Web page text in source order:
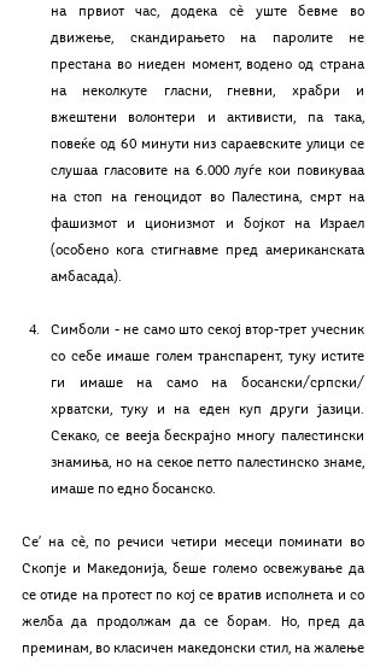
на првиот час, додека сѐ уште бевме во
движење, скандирањето на паролите не
престана во ниеден момент, водено од страна
на неколкуте гласни, гневни, храбри и
вжештени волонтери и активисти, па така,
повеќе од 60 минути низ сараевските улици се
слушаа гласовите на 6.000 луѓе кои повикуваа
на стоп на геноцидот во Палестина, смрт на
фашизмот и ционизмот и бојкот на Израел
(особено кога стигнавме пред американската
амбасада).
Симболи - не само што секој втор-трет учесник
со себе имаше голем транспарент, туку истите
ги имаше на само на босански/српски/
хрватски, туку и на еден куп други јазици.
Секако, се вееја бескрајно многу палестински
знамиња, но на секое петто палестинско знаме,
имаше по едно босанско.
Се’ на сѐ, по речиси четири месеци поминати во
Скопје и Македонија, беше големо освежување да
се отиде на протест по кој се вратив исполнета и со
желба да продолжам да се борам. Но, пред да
преминам, во класичен македонски стил, на жалење